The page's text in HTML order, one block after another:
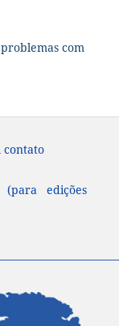
com
contato
(para edições